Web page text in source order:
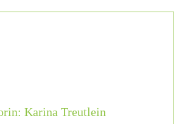
Karina Treutlein